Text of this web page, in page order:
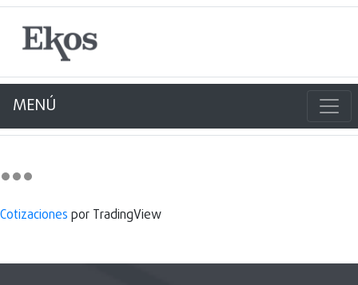
MENÚ
Cotizaciones por TradingView